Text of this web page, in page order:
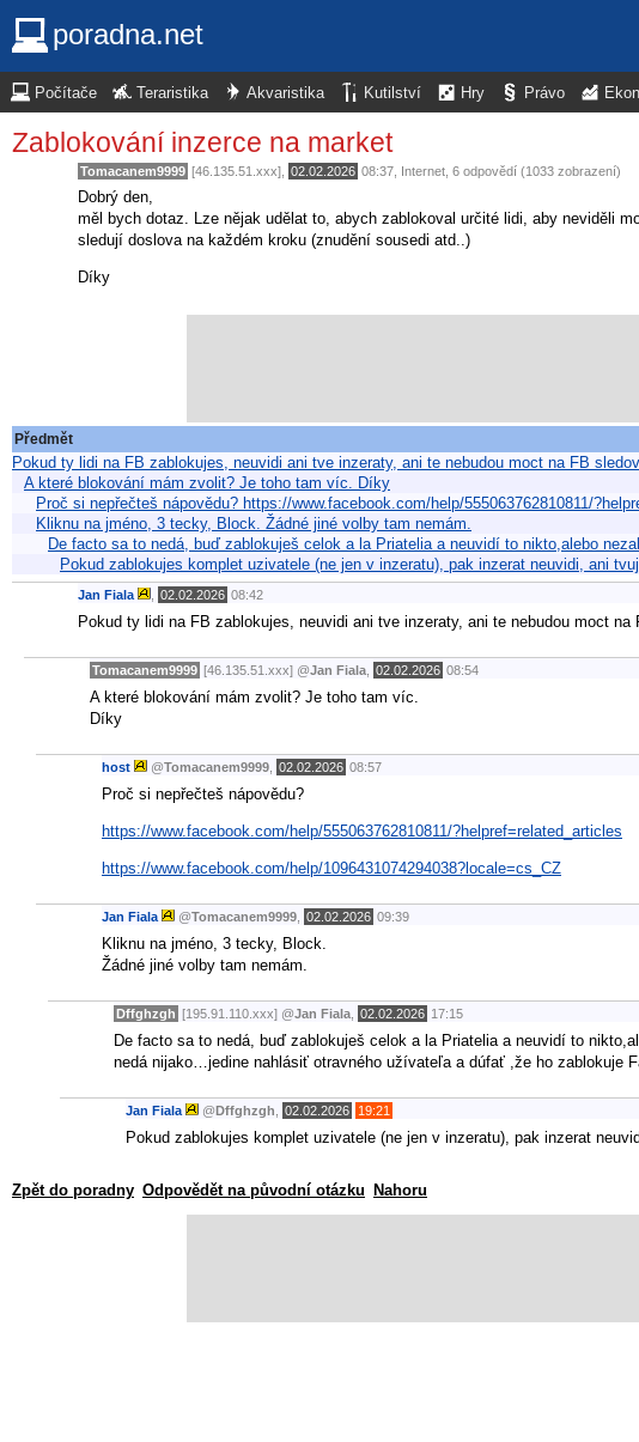
poradna.net
Počítače Teraristika Akvaristika Kutilství Hry Právo
Zablokování inzerce na market
Tomacanem9999 [46.135.51.xxx], 02.02.2026 08:37 Internet , 6 odpovědí (1033 zobrazení)
Dobrý den,
měl bych dotaz. Lze nějak udělat to, abych zablokoval určité lidi, aby neviděli
sledují doslova na každém kroku (znudění sousedi atd..)
Díky
Předmět
Pokud ty lidi na FB zablokujes, neuvidi ani tve inzeraty, ani te nebudou moct na FB
A které blokování mám zvolit? Je toho tam víc. Díky
Proč si nepřečteš nápovědu? https://www.facebook.com/help/555063762810811/
Kliknu na jméno, 3 tecky, Block. Žádné jiné volby tam nemám.
De facto sa to nedá, buď zablokuješ celok a la Priatelia a neuvidí to nikto,alebo
Pokud zablokujes komplet uzivatele (ne jen v inzeratu), pak inzerat neuvidi, ani tvuj
Jan Fiala 02.02.2026 08:42
Pokud ty lidi na FB zablokujes, neuvidi ani tve inzeraty, ani te nebudou moct na
Tomacanem9999 [46.135.51.xxx] @Jan Fiala 02.02.2026 08:54
A které blokování mám zvolit? Je toho tam víc.
Díky
host @Tomacanem9999 02.02.2026 08:57
Proč si nepřečteš nápovědu?
https://www.facebook.com/help/555063762810811/?helpref=related_articles
https://www.facebook.com/help/1096431074294038?locale=cs_CZ
Jan Fiala @Tomacanem9999 02.02.2026 09:39
Kliknu na jméno, 3 tecky, Block.
Žádné jiné volby tam nemám.
Dffghzgh [195.91.110.xxx] @Jan Fiala 02.02.2026 17:15
De facto sa to nedá, buď zablokuješ celok a la Priatelia a neuvidí to
nedá nijako…jedine nahlásiť otravného užívateľa a dúfať ,že ho zablokuje
Jan Fiala @Dffghzgh 02.02.2026 19:21
Pokud zablokujes komplet uzivatele (ne jen v inzeratu), pak inzerat
Zpět do poradny Odpovědět na původní otázku Nahoru